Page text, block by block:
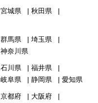
宮城県
秋田県
群馬県
埼玉県
神奈川県
石川県
福井県
岐阜県 静岡県 愛知県
京都府
大阪府